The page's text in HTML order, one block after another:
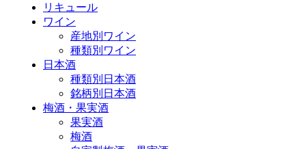
リキュール
ワイン
産地別ワイン
種類別ワイン
日本酒
種類別日本酒
銘柄別日本酒
梅酒・果実酒
果実酒
梅酒